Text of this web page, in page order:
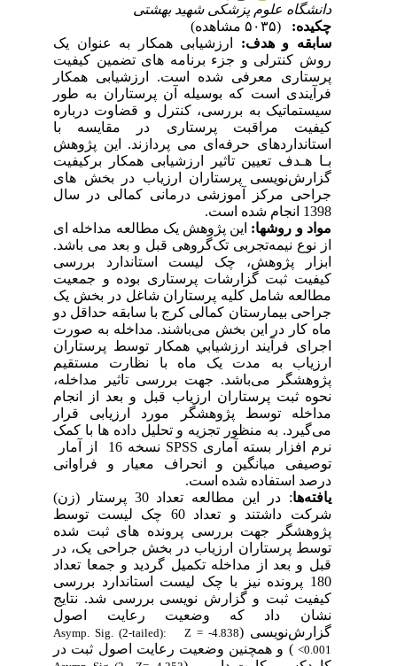
دانشگاه علوم پزشکی شهید بهشتی
چکیده:
سابقه و هدف:ارزشیابی همکار به عنوان یک
روش کنترلی و جزء برنامه های تضمین کیفیت
پرستاری معرفی شده است. ارزشیابی همکار
فرآیندی است که بوسیله آن پرستاران به طور
سیستماتیک به بررسی، کنترل و قضاوت درباره
کیفیت مراقبت پرستاری در مقایسه با
استانداردهای حرفه‌ای می پردازند. این پژوهش
بـا هـدف تعیین تاثیر ارزشیابی همکار برکیفیت
گزارش‌نویسی پرستاران ارزیا ب در بخش های
جراحی مرکز آموزشی درمانی کمالی در سال
1398 انجام شده است.
مواد و روش­ها:این پژوهش یک مطالعه مداخله ای
از نوع نیمه‌تجربی تک‌گروهی قبل و بعد می باشد.
ابزار پژوهش، چک لیست استاندارد بررسی
کیفیت ثبت گزارشات پرستاری بوده و جمعیت
مطالعه شامل کلیه پرستاران شاغل در بخش یک
جراحی بیمارستان کمالی کرج با سابقه حداقل دو
ماه کار در این بخش می‌باشند. ﻣﺪاﺧﻠﻪ به صورت
اﺟﺮای ﻓﺮآﻳﻨﺪ ارزﺷﻴﺎﺑﻲ ﻫﻤﻜﺎر ﺗﻮﺳﻂ ﭘﺮﺳﺘﺎران
ارزﻳﺎب به مدت یک ماه ﺑﺎ ﻧﻈﺎرت ﻣﺴﺘﻘﻴﻢ
ﭘﮋوﻫﺸﮕﺮ می‌باشد. جهت بررسی تاثیر مداخله،
نحوه ثبت پرستاران ارزیاب قبل و بعد از انجام
مداخله توسط پژوهشگر مورد ارزیابی قرار
می‌‌گیرد. به منظور تجزیه و تحلیل داده ها با کمک
نرم افزار بسته آماریSPSS
نسخه 16 از آمار
توصیفی میانگین و انحراف معیار و فراوانی
درصد استفاده شده است.
یافته‌ها
: در این مطالعه تعداد 30 پرستار (زن)
شرکت داشتند و تعداد 60 چک لیست توسط
پژوهشگر جهت بررسی پرونده های ثبت شده
توسط پرستاران ارزیاب در بخش جراحی یک، در
قبل و بعد از مداخله تکمیل گردید و جمعا تعداد
180 پرونده نیز با چک لیست استاندارد بررسی
کیفیت ثبت و گزارش نویسی بررسی شد. نتایج
نشان داد که وضعیت رعایت اصول
گزارش‌نویسی ( Z = -4.838
Asymp. Sig. (2-tailed):
<0.001) و همچنین وضعیت رعایت اصول ثبت در